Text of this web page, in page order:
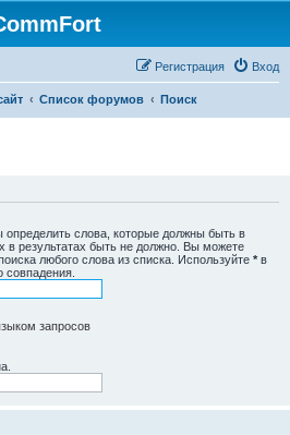
Вход
Регистрация
Список форумов Поиск
определить слова, которые должны быть в
в результатах быть не должно. Вы можете
любого слова из списка. Используйте * в
совпадения.
запросов